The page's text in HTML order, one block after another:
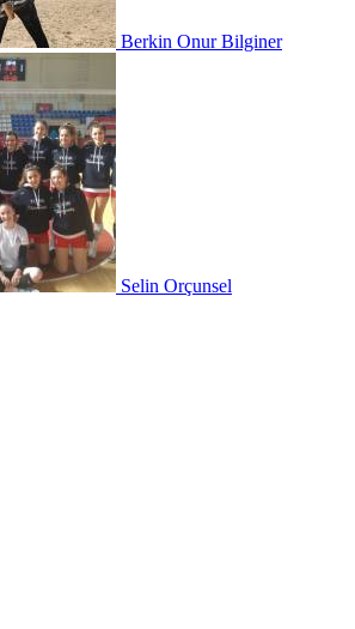
Berkin Onur Bilginer
Selin Orçunsel